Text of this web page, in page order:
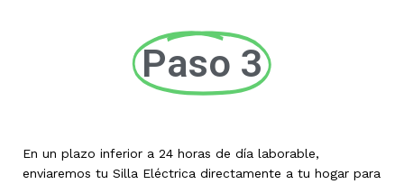
Paso 3
En un plazo inferior a 24 horas de día laborable,
enviaremos tu Silla Eléctrica directamente a tu hogar para